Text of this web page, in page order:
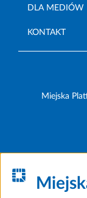
DLA MEDIÓW
KONTAKT
Miejska